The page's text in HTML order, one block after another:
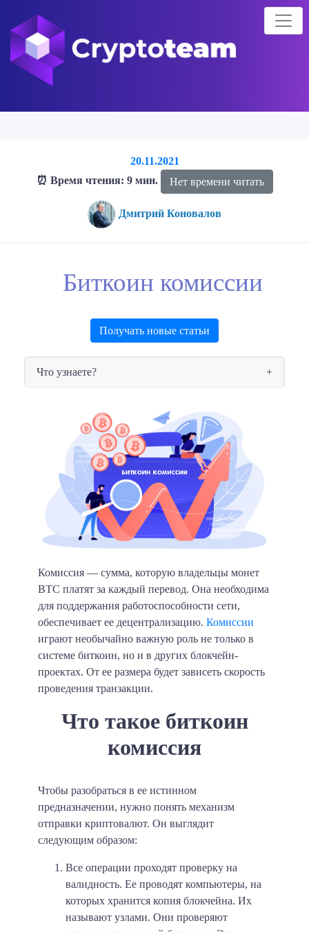
20.11.2021
⏰ Время чтения: 9 мин.
Нет времени читать
Дмитрий Коновалов
Биткоин комиссии
Получать новые статьи
Что узнаете?
Комиссия — сумма, которую владельцы монет
BTC платят за каждый перевод. Она необходима
для поддержания работоспособности сети,
обеспечивает ее децентрализацию. Комиссии
играют необычайно важную роль не только в
системе биткоин, но и в других блокчейн-
проектах. От ее размера будет зависеть скорость
проведения транзакции.
Что такое биткоин
комиссия
Чтобы разобраться в ее истинном
предназначении, нужно понять механизм
отправки криптовалют. Он выглядит
следующим образом:
Все операции проходят проверку на
валидность. Ее проводят компьютеры, на
которых хранится копия блокчейна. Их
называют узлами. Они проверяют